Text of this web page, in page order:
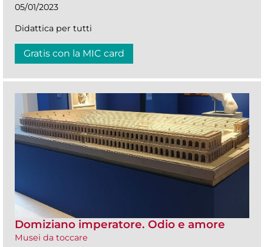
05/01/2023
Didattica per tutti
Gratis con la MIC card
Domiziano imperatore. Odio e amore
Musei da toccare